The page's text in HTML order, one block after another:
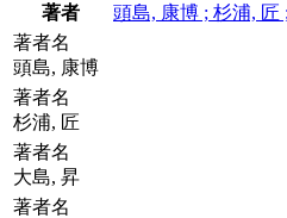
著者
頭島, 康博 ; 杉浦, 匠
著者名
頭島, 康博
著者名
杉浦, 匠
著者名
大島, 昇
著者名